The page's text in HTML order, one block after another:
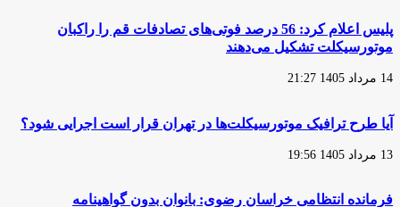
پلیس اعلام کرد: 56 درصد فوتی‌های تصادفات قم را راکبان
موتورسیکلت تشکیل می‌دهند
14 مرداد 1405 21:27
آیا طرح ترافیک موتورسیکلت‌ها در تهران قرار است اجرایی شود؟
13 مرداد 1405 19:56
فرمانده انتظامی خراسان رضوی: بانوان بدون گواهینامه